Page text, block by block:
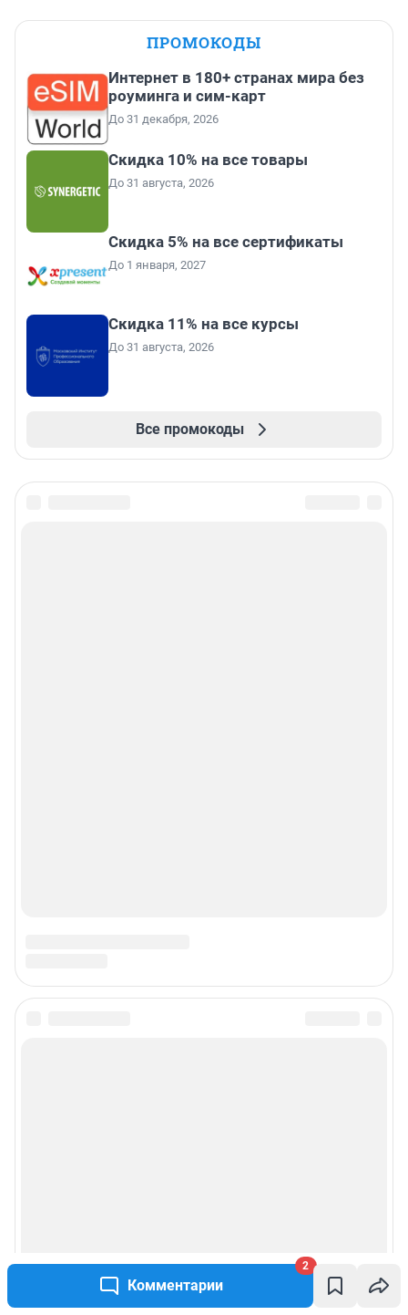
Комментарии
2
ПРОМОКОДЫ
Интернет в 180+ странах мира без
роуминга и сим-карт
До 31 декабря, 2026
Скидка 10% на все товары
До 31 августа, 2026
Скидка 5% на все сертификаты
До 1 января, 2027
Скидка 11% на все курсы
До 31 августа, 2026
Все промокоды